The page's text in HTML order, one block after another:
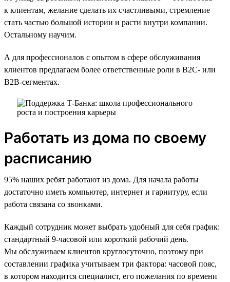
к клиентам, желание сделать их счастливыми, стремление
стать частью большой истории и расти внутри компании.
Остальному научим.
А для профессионалов с опытом в сфере обслуживания
клиентов предлагаем более ответственные роли в B2C- или
B2B-сегментах.
Работать из дома по своему
расписанию
95% наших ребят работают из дома. Для начала работы
достаточно иметь компьютер, интернет и гарнитуру, если
работа связана со звонками.
Каждый сотрудник может выбрать удобный для себя график:
стандартный 9-часовой или короткий рабочий день.
Мы обслуживаем клиентов круглосуточно, поэтому при
составлении графика учитываем три фактора: часовой пояс,
в котором находится специалист, его пожелания по времени